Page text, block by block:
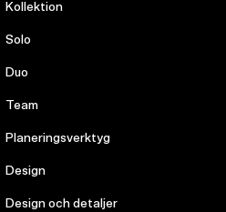
Kollektion
Solo
Duo
Team
Planeringsverktyg
Design
Design och detaljer